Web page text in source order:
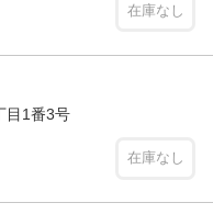
在庫なし
目1番3号
在庫なし